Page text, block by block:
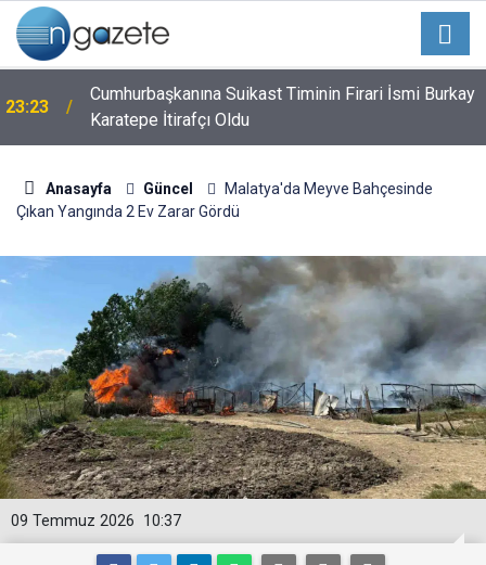
23:23
Cumhurbaşkanına Suikast Timinin Firari İsmi Burkay
Karatepe İtirafçı Oldu
Anasayfa Güncel
Malatya'da Meyve Bahçesinde
Çıkan Yangında 2 Ev Zarar Gördü
10:37
09 Temmuz 2026